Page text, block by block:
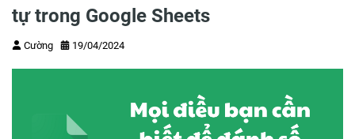
tự trong Google Sheets
Cường 19/04/2024